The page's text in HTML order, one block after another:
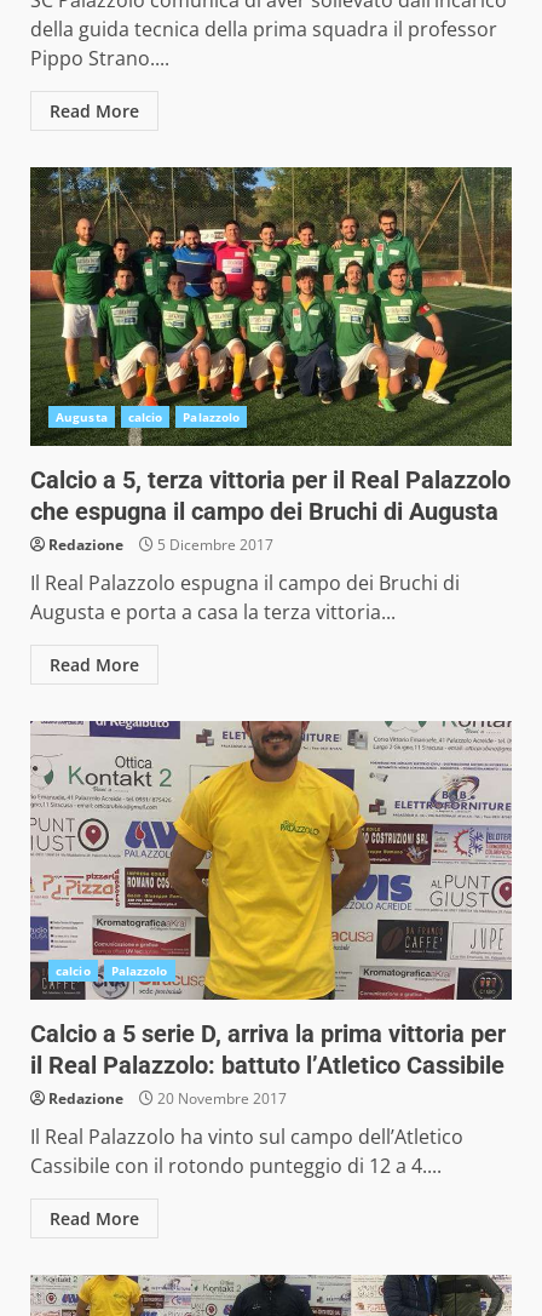
della guida tecnica della prima squadra il professor
Pippo Strano....
Read More
Augusta calcio Palazzolo
Calcio a 5, terza vittoria per il Real Palazzolo
che espugna il campo dei Bruchi di Augusta
Redazione 5 Dicembre 2017
Il Real Palazzolo espugna il campo dei Bruchi di
Augusta e porta a casa la terza vittoria...
Read More
calcio Palazzolo
Calcio a 5 serie D, arriva la prima vittoria per
il Real Palazzolo: battuto l’Atletico Cassibile
Redazione 20 Novembre 2017
Il Real Palazzolo ha vinto sul campo dell’Atletico
Cassibile con il rotondo punteggio di 12 a 4....
Read More